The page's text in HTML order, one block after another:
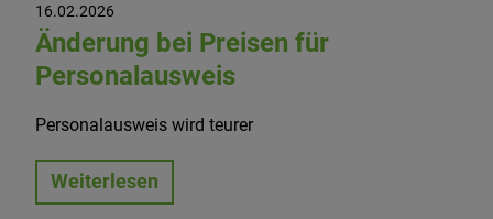
16.02.2026
Änderung bei Preisen für
Personalausweis
Personalausweis wird teurer
Weiterlesen